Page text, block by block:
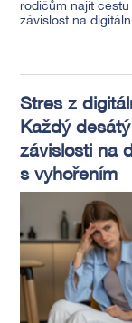
rodičům najít
závislost na
Stres z
Každý
závislosti na
s vyhořením